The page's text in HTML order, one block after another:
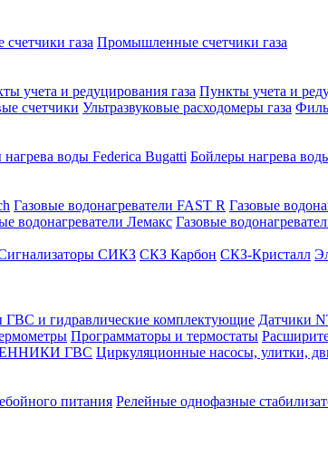
газа Промышленные счетчики газа
учета и редуцирования газа Пункты учета и
счетчики Ультразвуковые расходомеры газа
воды Federica Bugatti Бойлеры нагрева
Газовые водонагреватели FAST R Газовые
водонагреватели Лемакс Газовые
СИКЗ СКЗ Карбон СКЗ-Кристалл
ГВС и гидравлические комплектующие Датчики
Программаторы и термостаты
ГВС Циркуляционные насосы, улитки,
питания Релейные однофазные